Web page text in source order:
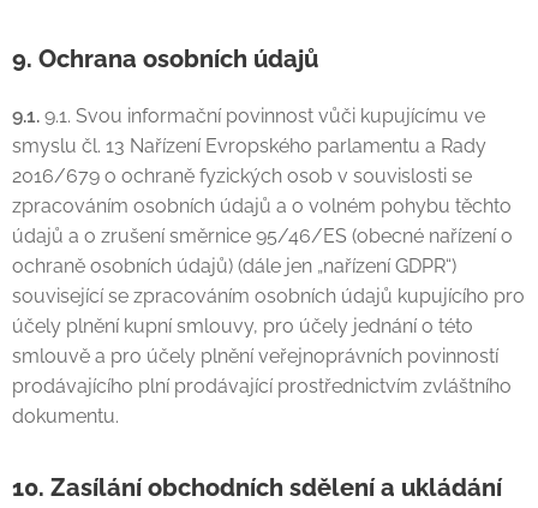
9. Ochrana osobních údajů
9.1. 9.1. Svou informační povinnost vůči kupujícímu ve
smyslu čl. 13 Nařízení Evropského parlamentu a Rady
2016/679 o ochraně fyzických osob v souvislosti se
zpracováním osobních údajů a o volném pohybu těchto
údajů a o zrušení směrnice 95/46/ES (obecné nařízení o
ochraně osobních údajů) (dále jen „nařízení GDPR“)
související se zpracováním osobních údajů kupujícího pro
účely plnění kupní smlouvy, pro účely jednání o této
smlouvě a pro účely plnění veřejnoprávních povinností
prodávajícího plní prodávající prostřednictvím zvláštního
dokumentu.
10. Zasílání obchodních sdělení a ukládání